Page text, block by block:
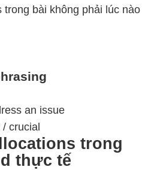
trong bài không phải lúc nào
an issue
crucial
trong
thực tế